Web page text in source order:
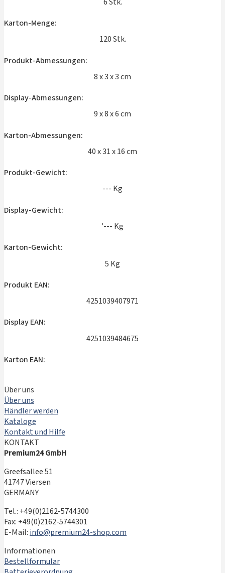
6 Stk.
Karton-Menge:
120 Stk.
Produkt-Abmessungen:
8 x 3 x 3 cm
Display-Abmessungen:
9 x 8 x 6 cm
Karton-Abmessungen:
40 x 31 x 16 cm
Produkt-Gewicht:
--- Kg
Display-Gewicht:
'--- Kg
Karton-Gewicht:
5 Kg
Produkt EAN:
4251039407971
Display EAN:
4251039484675
Karton EAN:
Über uns
Über uns
Händler werden
Kataloge
Kontakt und Hilfe
KONTAKT
Premium24 GmbH
Greefsallee 51
41747 Viersen
GERMANY
Tel.: +49(0)2162-5744300
Fax: +49(0)2162-5744301
E-Mail: info@premium24-shop.com
Informationen
Bestellformular